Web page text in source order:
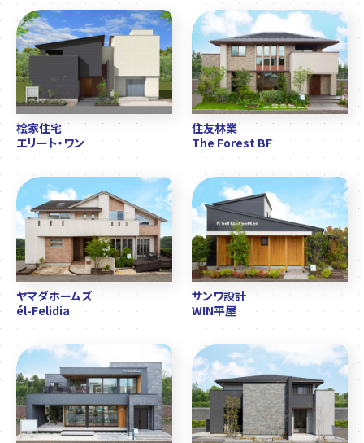
桧家住宅
エリート・ワン
住友林業
The Forest BF
ヤマダホームズ
él-Felidia
サンワ設計
WIN平屋